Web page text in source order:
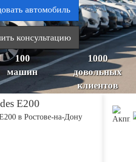
автомобиль
консультацию
100
машин
1000
довольных
клиентов
E200